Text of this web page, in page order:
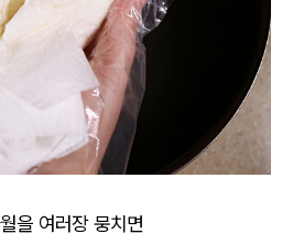
을 여러장 뭉치면